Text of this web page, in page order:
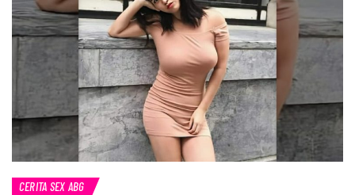
CERITA SEX ABG